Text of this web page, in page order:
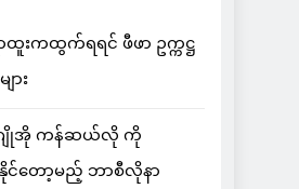
းကထွက်ရရင် ဖီဖာ ဥက္ကဋ္ဌ
ား
ျိုအို ကန်ဆယ်လို ကို
င်တော့မည့် ဘာစီလိုနာ